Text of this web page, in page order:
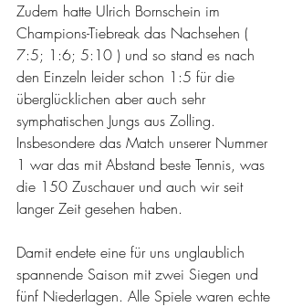
Zudem hatte Ulrich Bornschein im
Champions-Tiebreak das Nachsehen (
7:5; 1:6; 5:10 ) und so stand es nach
den Einzeln leider schon 1:5 für die
überglücklichen aber auch sehr
symphatischen Jungs aus Zolling.
Insbesondere das Match unserer Nummer
1 war das mit Abstand beste Tennis, was
die 150 Zuschauer und auch wir seit
langer Zeit gesehen haben.
Damit endete eine für uns unglaublich
spannende Saison mit zwei Siegen und
fünf Niederlagen. Alle Spiele waren echte